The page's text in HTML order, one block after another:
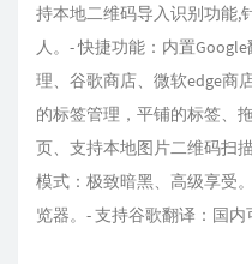
持本地二维码导入识别功能,
人。- 快捷功能：内置
理、谷歌商店、微软edge商
的标签管理，平铺的标签、
页、支持本地图片二维码扫
模式：极致暗黑、高级享受
览器。- 支持谷歌翻译：国内